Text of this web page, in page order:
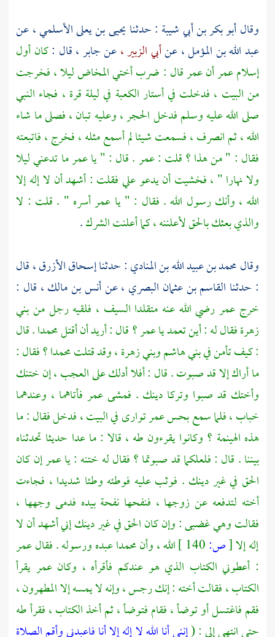
وقالأبو بكر بن أبي شيبة : حدثنايحيى بن يعلى الأسلمي ،عن
عبد الله بن المؤمل ،عنأبي الزبير ،عنجابر ،قال :كان أول
إسلامعمرأنعمرقال : ضرب أختي المخاض ليلا ، فخرجت
من البيت ، فدخلت في أستارالكعبة في ليلة قرة ، فجاء النبي
صلى الله عليه وسلم فدخلالحجر ،وعليه تبان ، فصلى ما شاء
الله ، ثم انصرف ، فسمعت شيئا لم أسمع مثله ، فخرج ، فاتبعته
فقال : " من هذا ؟ قلت :عمر. قال : " ياعمرما تدعني ليلا
ولا نهارا " ، فخشيت أن يدعو علي فقلت : أشهد أن لا إله إلا
الله ، وأنك رسول الله . فقال : " يا عمرأسره " . قلت : لا
والذي بعثك بالحق لأعلننه ، كما أعلنت الشرك.
وقالمحمد بن عبيد الله بن المنادي: حدثناإسحاق الأزرق ،قال
: حدثنا القاسم بن عثمان البصري ،عنأنس بن مالك ، قال :
خرج عمررضي الله عنه متقلدا السيف ، فلقيه رجل منبني
زهرةفقال له : أين تعمد ياعمر ؟قال : أريد أن أقتلمحمدا. قال
: كيف تأمن فيبني هاشموبني زهرة ،وقد قتلتمحمدا ؟فقال :
ما أراك إلا قد صبوت . قال : أفلا أدلك على العجب ، إن ختنك
وأختك قد صبوا وتركا دينك . فمشىعمر فأتاهما ، وعندهما
خباب ،فلما سمع بحسعمرتوارى في البيت ، فدخل فقال : ما
هذه الهينمة ؟ وكانوا يقرءون طه ، قالا : ما عدا حديثا تحدثناه
بيننا . قال : فلعلكما قد صبوتما ؟ فقال له ختنه : ياعمرإن كان
الحق في غير دينك . فوثب عليه فوطئه وطئا شديدا ، فجاءت
أخته لتدفعه عن زوجها ، فنفحها نفحة بيده فدمى وجهها ،
فقالت وهي غضبى : وإن كان الحق في غير دينك إني أشهد أن لا
إله إلا[ص: الله ، وأنمحمداعبده ورسوله . فقالعمر
: أعطوني الكتاب الذي هو عندكم فأقرأه ، وكانعمر يقرأ
الكتاب ، فقالت أخته : إنك رجس ، وإنه لا يمسه إلا المطهرون ،
فقم فاغتسل أو توضأ ، فقام فتوضأ ، ثم أخذ الكتاب ، فقرأ طه
حتى انتهى إلى : (إنني أنا الله لا إله إلا أنا فاعبدني وأقم الصلاة